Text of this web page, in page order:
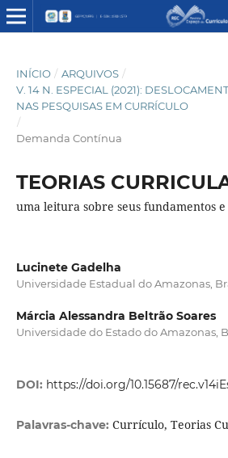
INÍCIO / ARQUIVOS /
V. 14 N. ESPECIAL (2021):
NAS PESQUISAS EM CURRÍCULO
/
Demanda Contínua
TEORIAS
uma leitura sobre seus fundamentos
Lucinete Gadelha
Universidade Estadual do Amazonas,
Márcia Alessandra Beltrão Soares
Universidade do Estado do Amazonas,
DOI: https://doi.org/10.15687/
Palavras-chave: Currículo, Teorias